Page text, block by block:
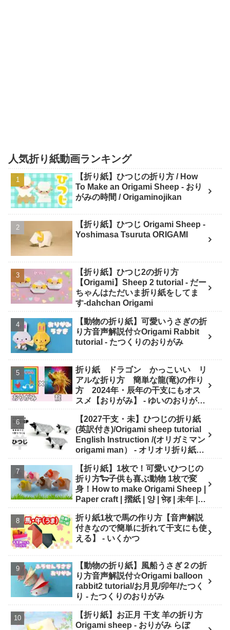
人気折り紙動画ランキング
【折り紙】ひつじの折り方 / How
To Make an Origami Sheep - おり
がみの時間 / Origaminojikan
【折り紙】ひつじ Origami Sheep -
Yoshimasa Tsuruta ORIGAMI
【折り紙】ひつじ2の折り方
【Origami】Sheep 2 tutorial - だー
ちゃんはただいま折り紙をしてま
す-dahchan Origami
【動物の折り紙】可愛いうさぎの折
り方音声解説付☆Origami Rabbit
tutorial - たつくりのおりがみ
折り紙 ドラゴン かっこいい リ
アルな折り方 簡単な龍(竜)の作り
方 2024年・辰年の干支にもオス
スメ【おりがみ】 - ゆいのおりがみ
【2027干支・未】ひつじの折り紙
(英訳付き)/Origami sheep tutorial
English Instruction /(オリガミマン
origami man） - オリオリ折り紙マ
房あらき)
【折り紙】1枚で！可愛いひつじの
折り方🐑子供も喜ぶ動物 1枚で変
身！How to make Origami Sheep |
Paper craft | 摺紙 | 양 | भे़ड़ | 未年 |
折り紙1枚で馬の作り方【音声解説
付きなので簡単に折れて干支にも使
える】 - いくかつ
【動物の折り紙】風船うさぎ２の折
り方音声解説付☆Origami balloon
rabbit2 tutorial/お月見/卯年/たつく
り - たつくりのおりがみ
【折り紙】お正月 干支 羊の折り方
Origami sheep - おりがみ らぼ